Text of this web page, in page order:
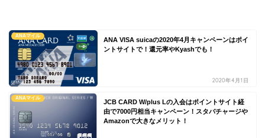
ANAマイル
ANA VISA suicaの2020年4月キャンペーンはポイ
ントサイトで！還元率やKyashでも！
2020年4月1日
ANAマイル
JCB CARD W/plus Lの入会はポイントサイト経
由で7000円相当キャンペーン！スタバチャージや
Amazonで大きなメリット！